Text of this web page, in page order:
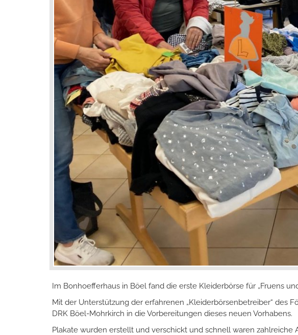
Im Bonhoefferhaus in Böel fand die erste Kleiderbörse für „Fruens
Mit der Unterstützung der erfahrenen „Kleiderbörsenbetreiber“ des
DRK Böel-Mohrkirch in die Vorbereitungen dieses neuen Vorhabens.
Plakate wurden erstellt und verschickt und schnell waren